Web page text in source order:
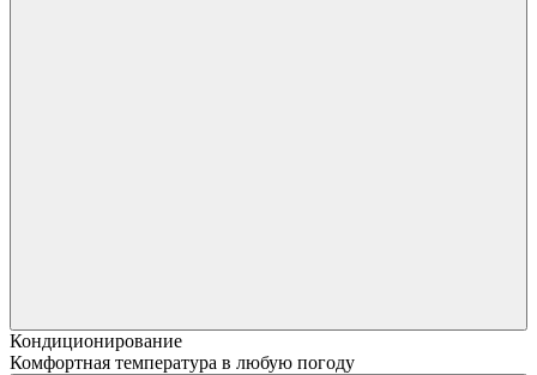
Кондиционирование
Комфортная температура в любую погоду